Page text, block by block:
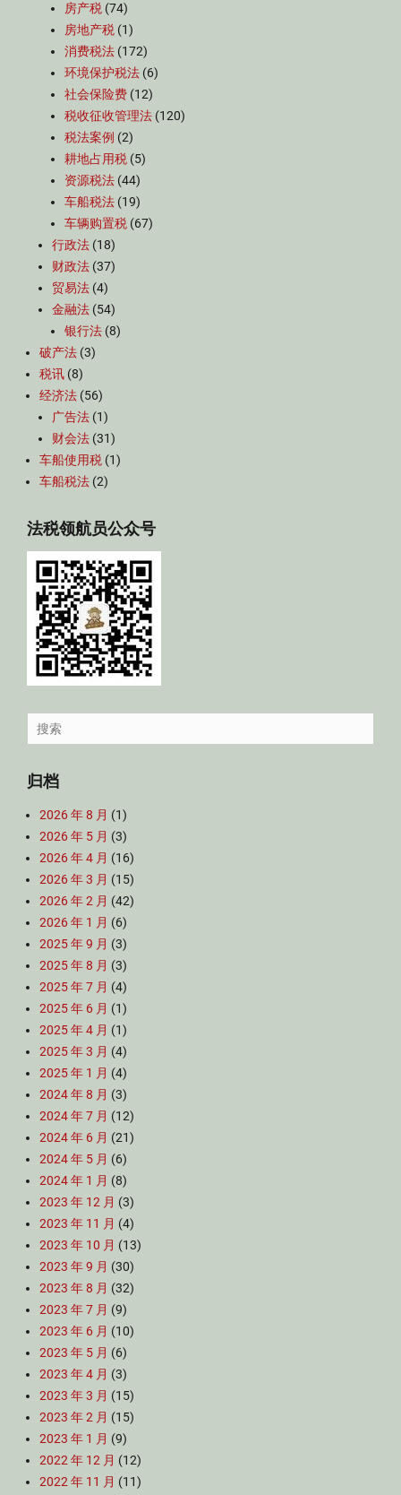
房产税 (74)
房地产税 (1)
消费税法 (172)
环境保护税法 (6)
社会保险费 (12)
税收征收管理法 (120)
税法案例 (2)
耕地占用税 (5)
资源税法 (44)
车船税法 (19)
车辆购置税 (67)
行政法 (18)
财政法 (37)
贸易法 (4)
金融法 (54)
银行法 (8)
破产法 (3)
税讯 (8)
经济法 (56)
广告法 (1)
财会法 (31)
车船使用税 (1)
车船税法 (2)
法税领航员公众号
Search
for:
归档
2026 年 8 月 (1)
2026 年 5 月 (3)
2026 年 4 月 (16)
2026 年 3 月 (15)
2026 年 2 月 (42)
2026 年 1 月 (6)
2025 年 9 月 (3)
2025 年 8 月 (3)
2025 年 7 月 (4)
2025 年 6 月 (1)
2025 年 4 月 (1)
2025 年 3 月 (4)
2025 年 1 月 (4)
2024 年 8 月 (3)
2024 年 7 月 (12)
2024 年 6 月 (21)
2024 年 5 月 (6)
2024 年 1 月 (8)
2023 年 12 月 (3)
2023 年 11 月 (4)
2023 年 10 月 (13)
2023 年 9 月 (30)
2023 年 8 月 (32)
2023 年 7 月 (9)
2023 年 6 月 (10)
2023 年 5 月 (6)
2023 年 4 月 (3)
2023 年 3 月 (15)
2023 年 2 月 (15)
2023 年 1 月 (9)
2022 年 12 月 (12)
2022 年 11 月 (11)